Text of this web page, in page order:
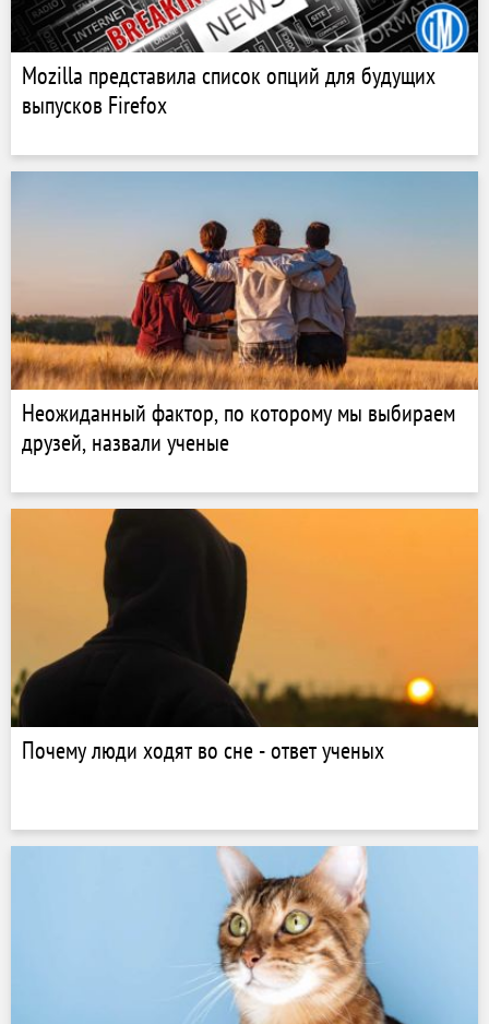
Mozilla представила список опций для будущих
выпусков Firefox
Неожиданный фактор, по которому мы выбираем
друзей, назвали ученые
Почему люди ходят во сне - ответ ученых